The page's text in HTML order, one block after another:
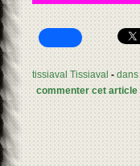
tissiaval Tissiaval - dans
commenter cet article